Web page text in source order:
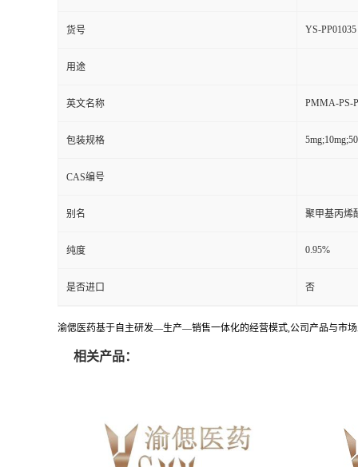
货号 YS-PP01035
用途
英文名称 PMMA-PS-
包装规格
CAS编号
别名 聚甲基丙烯
纯度 0.95%
是否进口 否
渝偲医药基于自主研发—生产—销售一体化的经营模式,公司产品与市
相关产品：